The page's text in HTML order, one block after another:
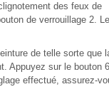
des feux de
de verrouillage 2.
de telle sorte que
Appuyez sur le bouton
effectué, assurez-